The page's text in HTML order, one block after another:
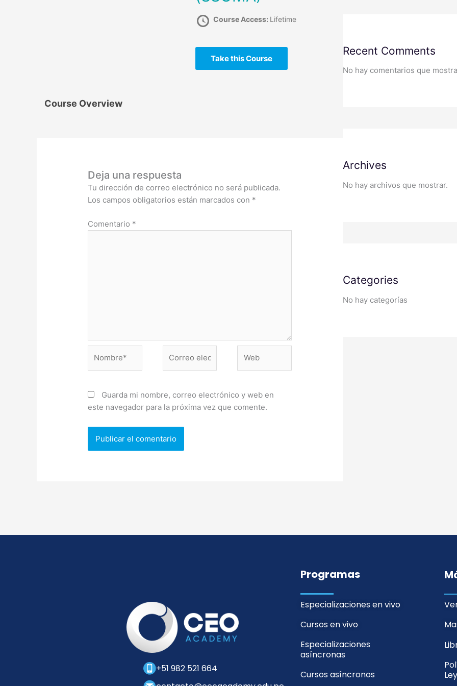
Course Access: Lifetime
Take this Course
Course Overview
Deja una respuesta
Tu dirección de correo electrónico no será publicada.
Los campos obligatorios están marcados con *
Comentario *
electrónico*
Guarda mi nombre, correo electrónico y web en
este navegador para la próxima vez que comente.
Recent Comments
No hay comentarios que
Archives
No hay archivos que mostrar.
Categories
No hay categorías
+51 982 521 664
Programas
Especializaciones en vivo
Cursos en vivo
Especializaciones
asíncronas
Cursos asíncronos